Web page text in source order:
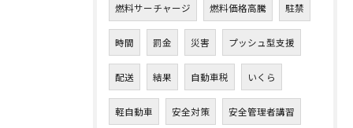
燃料サーチャージ 燃料価格高騰 駐禁
時間 罰金 災害 プッシュ型支援
配送 結果 自動車税 いくら
軽自動車 安全対策 安全管理者講習